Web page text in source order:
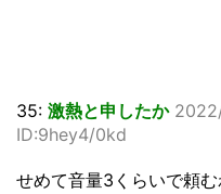
35: 激熱と申したか
ID:9hey4/0kd
せめて音量3くらいで頼む